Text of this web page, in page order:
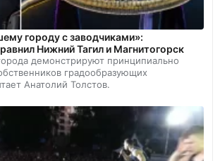
городу с заводчиками»:
Нижний Тагил и Магнитогорск
демонстрируют принципиально
градообразующих
Анатолий Толстов.